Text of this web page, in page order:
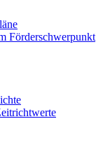
Förderschwerpunkt